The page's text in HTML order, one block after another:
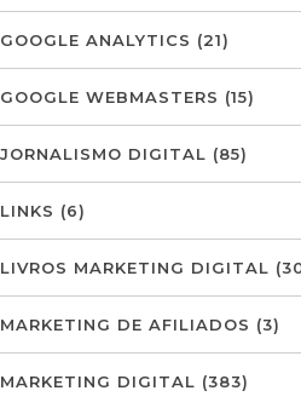
GOOGLE ANALYTICS (21)
GOOGLE WEBMASTERS (15)
JORNALISMO DIGITAL (85)
LINKS (6)
LIVROS MARKETING DIGITAL
MARKETING DE AFILIADOS (3)
MARKETING DIGITAL (383)